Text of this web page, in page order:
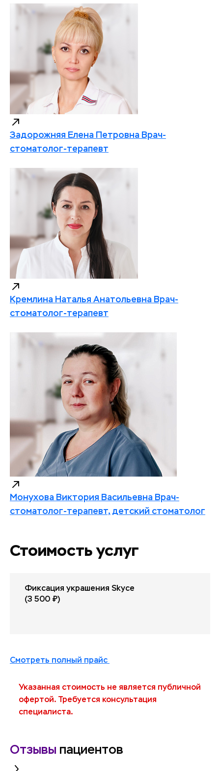
Задорожняя Елена Петровна Врач-
стоматолог-терапевт
Кремлина Наталья Анатольевна Врач-
стоматолог-терапевт
Монухова Виктория Васильевна Врач-
стоматолог-терапевт, детский стоматолог
Стоимость услуг
Фиксация украшения Skyce
(3 500 ₽)
Смотреть полный прайс
Указанная стоимость не является публичной
офертой. Требуется консультация
специалиста.
Отзывы пациентов